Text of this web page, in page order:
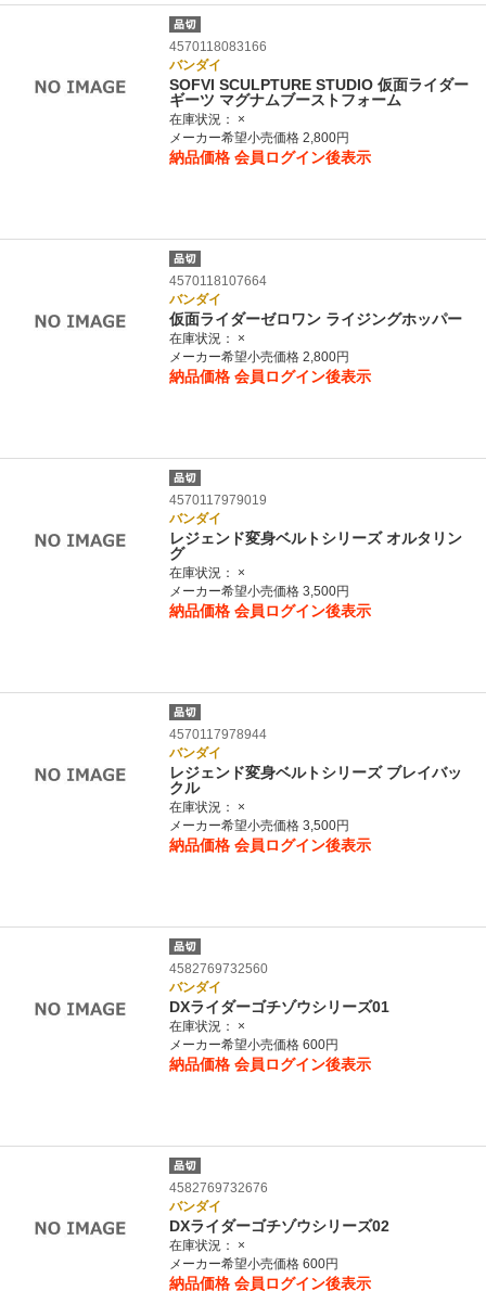
4570118083166
バンダイ
SOFVI SCULPTURE STUDIO 仮面ライダー
ギーツ マグナムブーストフォーム
在庫状況：
×
メーカー希望小売価格 2,800円
納品価格 会員ログイン後表示
4570118107664
バンダイ
仮面ライダーゼロワン ライジングホッパー
在庫状況：
×
メーカー希望小売価格 2,800円
納品価格 会員ログイン後表示
4570117979019
バンダイ
レジェンド変身ベルトシリーズ オルタリン
グ
在庫状況：
×
メーカー希望小売価格 3,500円
納品価格 会員ログイン後表示
4570117978944
バンダイ
レジェンド変身ベルトシリーズ ブレイバッ
クル
在庫状況：
×
メーカー希望小売価格 3,500円
納品価格 会員ログイン後表示
4582769732560
バンダイ
DXライダーゴチゾウシリーズ01
在庫状況：
×
メーカー希望小売価格 600円
納品価格 会員ログイン後表示
4582769732676
バンダイ
DXライダーゴチゾウシリーズ02
在庫状況：
×
メーカー希望小売価格 600円
納品価格 会員ログイン後表示